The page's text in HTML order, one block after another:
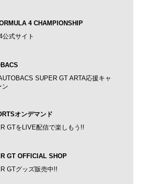
4 CHAMPIONSHIP
公式サイト
SUPER GT ARTA応援キャ
ン
オンデマンド
GTをLIVE配信で楽しもう!!
GT OFFICIAL SHOP
GTグッズ販売中!!